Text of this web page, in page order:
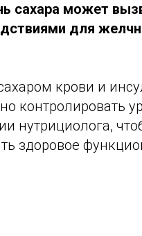
сахара может
для
крови и
контролировать
нутрициолога,
здоровое